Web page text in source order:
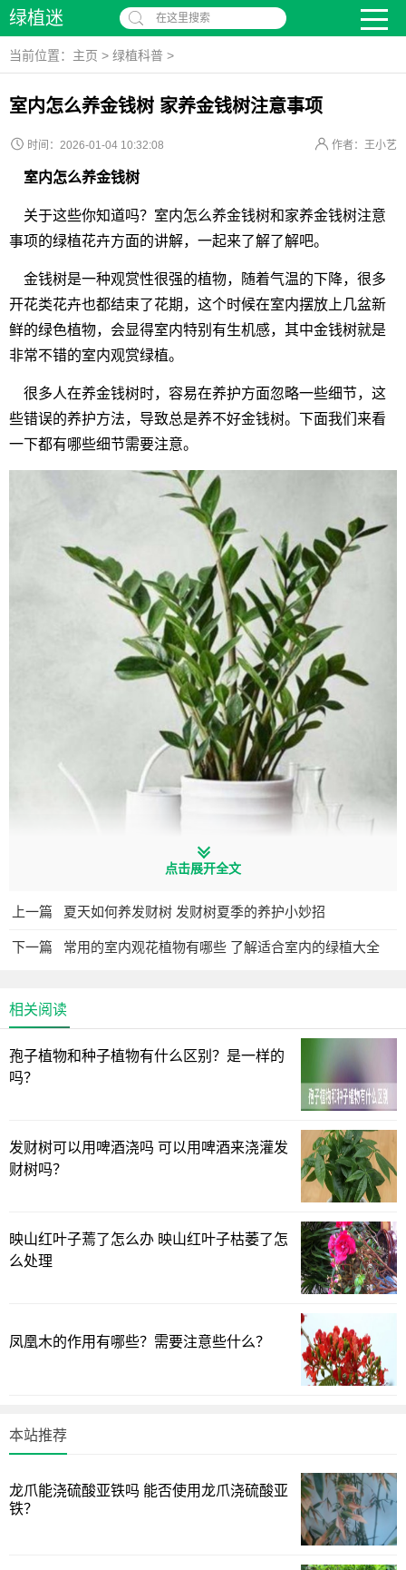
绿植迷 在这里搜索
当前位置： 主页 > 绿植科普 >
室内怎么养金钱树 家养金钱树注意事项
时间：2026-01-04 10:32:08 作者：王小艺
室内怎么养金钱树
关于这些你知道吗？室内怎么养金钱树和家养金钱树注意
事项的绿植花卉方面的讲解，一起来了解了解吧。
金钱树是一种观赏性很强的植物，随着气温的下降，很多
开花类花卉也都结束了花期，这个时候在室内摆放上几盆新
鲜的绿色植物，会显得室内特别有生机感，其中金钱树就是
非常不错的室内观赏绿植。
很多人在养金钱树时，容易在养护方面忽略一些细节，这
些错误的养护方法，导致总是养不好金钱树。下面我们来看
一下都有哪些细节需要注意。
很多人在养金钱树时，总以为它是耐阴植物，完全不需要
境，也是比较耐阴，但这不能说明它生长不需要阳光，在长
期缺少光照的情况下，植株会生长不良。所以平时也要适当
把它放在有散射光的地方，让它多晒晒阳光，这样可使植株
生长健壮，叶片更加饱满、浓绿。
点击展开全文
上一篇 夏天如何养发财树 发财树夏季的养护小妙招
下一篇 常用的室内观花植物有哪些 了解适合室内的绿植大全
相关阅读
孢子植物和种子植物有什么区别？是一样的
吗？
发财树可以用啤酒浇吗 可以用啤酒来浇灌发
财树吗？
映山红叶子蔫了怎么办 映山红叶子枯萎了怎
么处理
凤凰木的作用有哪些？需要注意些什么？
本站推荐
龙爪能浇硫酸亚铁吗 能否使用龙爪浇硫酸亚
铁？